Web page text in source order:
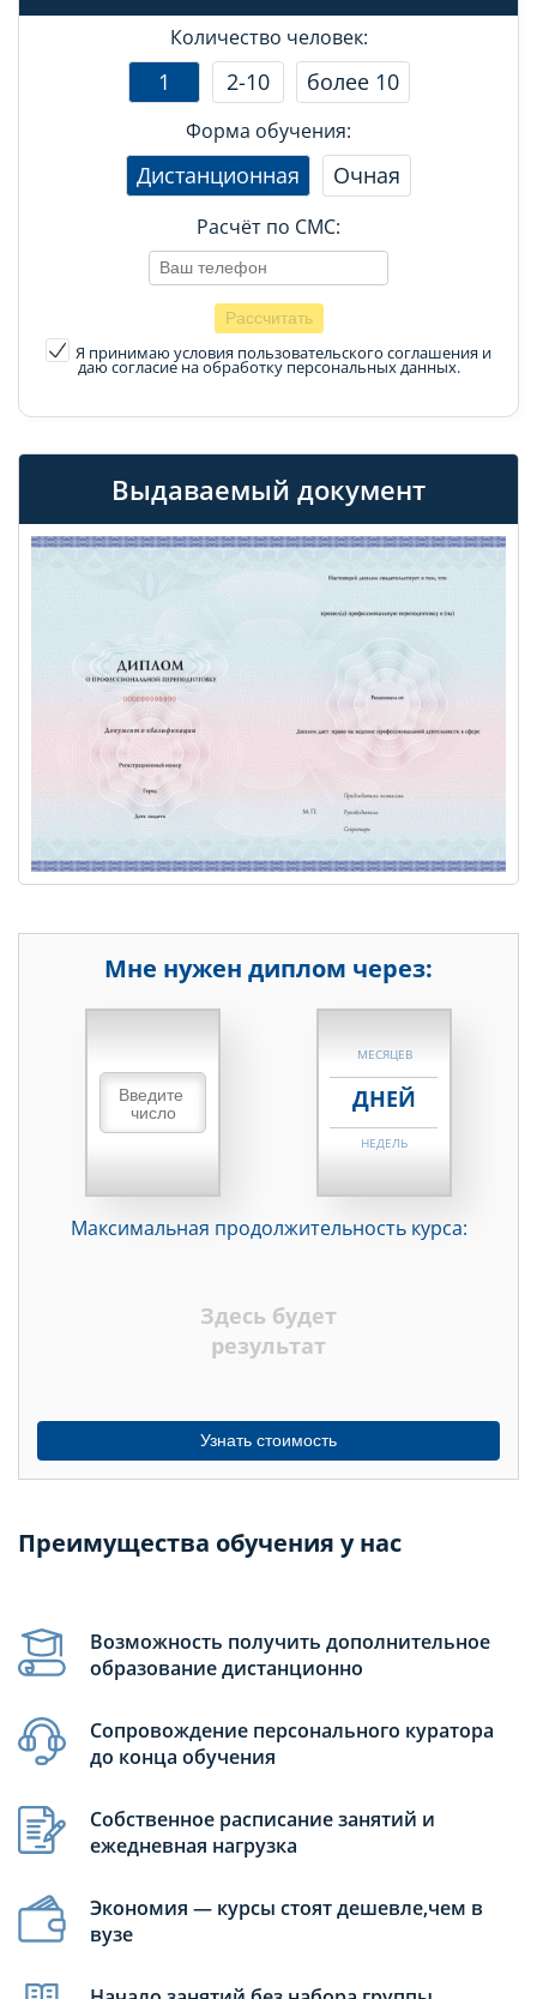
Количество человек:
1 2-10 более 10
Форма обучения:
Дистанционная Очная
Расчёт по СМС:
Я принимаю условия пользовательского соглашения и
даю согласие на обработку персональных данных.
Выдаваемый документ
Мне нужен диплом через:
НЕДЕЛЬ
МЕСЯЦЕВ
ДНЕЙ
НЕДЕЛЬ
ДНЕЙ
Максимальная продолжительность курса:
Здесь будет
результат
Узнать стоимость
Преимущества обучения у нас
Возможность получить дополнительное
образование дистанционно
Сопровождение персонального куратора
до конца обучения
Собственное расписание занятий и
ежедневная нагрузка
Экономия — курсы стоят дешевле,чем в
вузе